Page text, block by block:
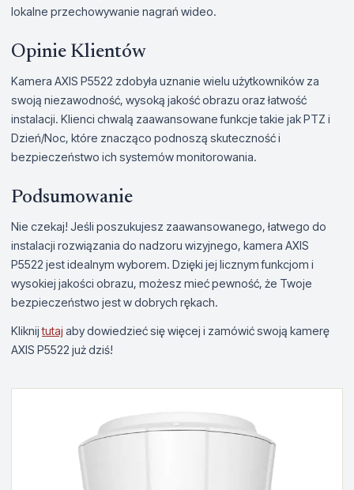
lokalne przechowywanie nagrań wideo.
Opinie Klientów
Kamera AXIS P5522 zdobyła uznanie wielu użytkowników za
swoją niezawodność, wysoką jakość obrazu oraz łatwość
instalacji. Klienci chwalą zaawansowane funkcje takie jak PTZ i
Dzień/Noc, które znacząco podnoszą skuteczność i
bezpieczeństwo ich systemów monitorowania.
Podsumowanie
Nie czekaj! Jeśli poszukujesz zaawansowanego, łatwego do
instalacji rozwiązania do nadzoru wizyjnego, kamera AXIS
P5522 jest idealnym wyborem. Dzięki jej licznym funkcjom i
wysokiej jakości obrazu, możesz mieć pewność, że Twoje
bezpieczeństwo jest w dobrych rękach.
Kliknijtutaj aby dowiedzieć się więcej i zamówić swoją kamerę
AXIS P5522 już dziś!